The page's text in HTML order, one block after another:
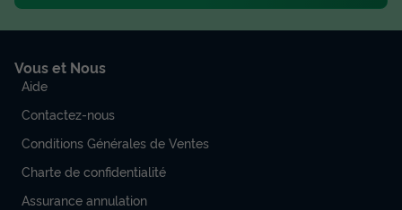
Vous et Nous
Aide
Contactez-nous
Conditions Générales de Ventes
Charte de confidentialité
Assurance annulation